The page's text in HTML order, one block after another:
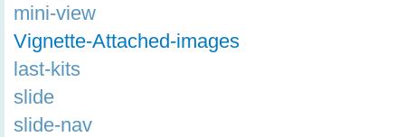
mini-view
Vignette-Attached-images
last-kits
slide
slide-nav